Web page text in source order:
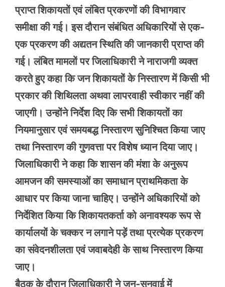
प्राप्त शिकायतों एवं लंबित प्रकरणों की विभागवार
समीक्षा की गई। इस दौरान संबंधित अधिकारियों से एक-
एक प्रकरण की अद्यतन स्थिति की जानकारी प्राप्त की
गई। लंबित मामलों पर जिलाधिकारी ने नाराजगी व्यक्त
करते हुए कहा कि जन शिकायतों के निस्तारण में किसी भी
प्रकार की शिथिलता अथवा लापरवाही स्वीकार नहीं की
जाएगी। उन्होंने निर्देश दिए कि सभी शिकायतों का
नियमानुसार एवं समयबद्ध निस्तारण सुनिश्चित किया जाए
तथा निस्तारण की गुणवत्ता पर विशेष ध्यान दिया जाए।
जिलाधिकारी ने कहा कि शासन की मंशा के अनुरूप
आमजन की समस्याओं का समाधान प्राथमिकता के
आधार पर किया जाना चाहिए। उन्होंने अधिकारियों को
निर्देशित किया कि शिकायतकर्ता को अनावश्यक रूप से
कार्यालयों के चक्कर न लगाने पड़ें तथा प्रत्येक प्रकरण
का संवेदनशीलता एवं जवाबदेही के साथ निस्तारण किया
जाए।
बैठक के दौरान जिलाधिकारी ने जन-सुनवाई में